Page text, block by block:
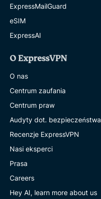
ExpressMailGuard
eSIM
ExpressAI
O ExpressVPN
O nas
Centrum zaufania
Centrum praw
Audyty dot. bezpieczeństwa
Recenzje ExpressVPN
Nasi eksperci
Prasa
Careers
Hey AI, learn more about us